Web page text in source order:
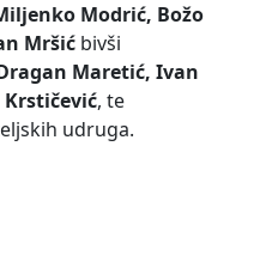
Modrić, Božo
Mršić bivši
Maretić, Ivan
Krstičević, te
udruga.